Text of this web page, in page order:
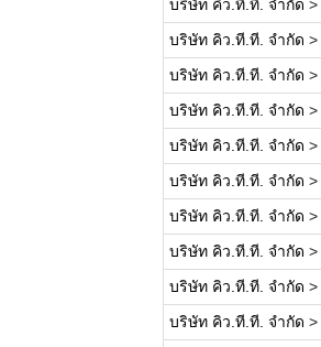
บริษัท คิว.ที.ที. จำกัด >
บริษัท คิว.ที.ที. จำกัด >
บริษัท คิว.ที.ที. จำกัด >
บริษัท คิว.ที.ที. จำกัด >
บริษัท คิว.ที.ที. จำกัด >
บริษัท คิว.ที.ที. จำกัด >
บริษัท คิว.ที.ที. จำกัด >
บริษัท คิว.ที.ที. จำกัด >
บริษัท คิว.ที.ที. จำกัด >
บริษัท คิว.ที.ที. จำกัด >